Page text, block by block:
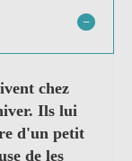
chez
Ils lui
d'un petit
de les